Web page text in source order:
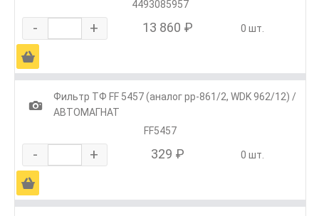
4493085957
- + 13 860 ₽ 0 шт.
Ä
1
Фильтр ТФ FF 5457 (аналог pp-861/2, WDK 962/12) /
АВТОМАГНАТ
FF5457
- + 329 ₽ 0 шт.
Ä